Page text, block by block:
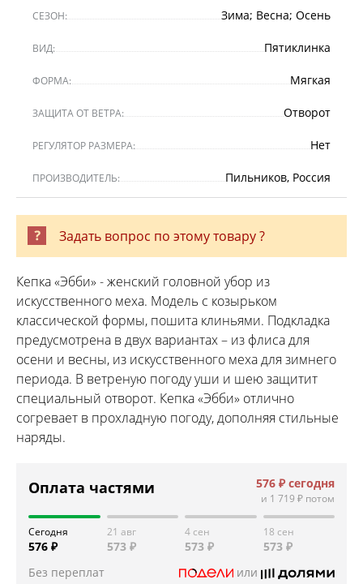
СЕЗОН: Зима; Весна; Осень
ВИД: Пятиклинка
ФОРМА: Мягкая
ЗАЩИТА ОТ ВЕТРА: Отворот
РЕГУЛЯТОР РАЗМЕРА: Нет
ПРОИЗВОДИТЕЛЬ: Пильников, Россия
Задать вопрос по этому товару ?
Кепка «Эбби» - женский головной убор из
искусственного меха. Модель с козырьком
классической формы, пошита клиньями. Подкладка
предусмотрена в двух вариантах – из флиса для
осени и весны, из искусственного меха для зимнего
периода. В ветреную погоду уши и шею защитит
специальный отворот. Кепка «Эбби» отлично
согревает в прохладную погоду, дополняя стильные
наряды.
Оплата частями 576 ₽ сегодня
и 1 719 ₽ потом
Сегодня
576 ₽
21 авг
573 ₽
4 сен
573 ₽
18 сен
573 ₽
Без переплат
или